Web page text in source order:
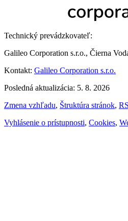
Technický prevádzkovateľ:
Galileo Corporation s.r.o., Čierna
Kontakt: Galileo Corporation s.r.o.
Posledná aktualizácia: 5. 8. 2026
Zmena vzhľadu, Štruktúra stránok,
Vyhlásenie o prístupnosti, Cookies,